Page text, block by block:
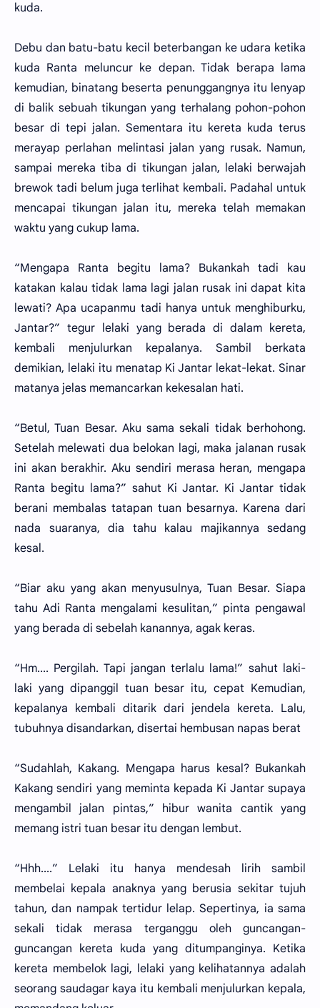
kuda.
Debu dan batu-batu kecil beterbangan ke udara ketika
kuda Ranta meluncur ke depan. Tidak berapa lama
kemudian, binatang beserta penunggangnya itu lenyap
di balik sebuah tikungan yang terhalang pohon-pohon
besar di tepi jalan. Sementara itu kereta kuda terus
merayap perlahan melintasi jalan yang rusak. Namun,
sampai mereka tiba di tikungan jalan, lelaki berwajah
brewok tadi belum juga terlihat kembali. Padahal untuk
mencapai tikungan jalan itu, mereka telah memakan
waktu yang cukup lama.
“Mengapa Ranta begitu lama? Bukankah tadi kau
katakan kalau tidak lama lagi jalan rusak ini dapat kita
lewati? Apa ucapanmu tadi hanya untuk menghiburku,
Jantar?” tegur lelaki yang berada di dalam kereta,
kembali menjulurkan kepalanya. Sambil berkata
demikian, lelaki itu menatap Ki Jantar lekat-lekat. Sinar
matanya jelas memancarkan kekesalan hati.
“Betul, Tuan Besar. Aku sama sekali tidak berhohong.
Setelah melewati dua belokan lagi, maka jalanan rusak
ini akan berakhir. Aku sendiri merasa heran, mengapa
Ranta begitu lama?” sahut Ki Jantar. Ki Jantar tidak
berani membalas tatapan tuan besarnya. Karena dari
nada suaranya, dia tahu kalau majikannya sedang
kesal.
“Biar aku yang akan menyusulnya, Tuan Besar. Siapa
tahu Adi Ranta mengalami kesulitan,” pinta pengawal
yang berada di sebelah kanannya, agak keras.
“Hm.... Pergilah. Tapi jangan terlalu lama!” sahut laki-
laki yang dipanggil tuan besar itu, cepat Kemudian,
kepalanya kembali ditarik dari jendela kereta. Lalu,
tubuhnya disandarkan, disertai hembusan napas berat
“Sudahlah, Kakang. Mengapa harus kesal? Bukankah
Kakang sendiri yang meminta kepada Ki Jantar supaya
mengambil jalan pintas,” hibur wanita cantik yang
memang istri tuan besar itu dengan lembut.
“Hhh....” Lelaki itu hanya mendesah lirih sambil
membelai kepala anaknya yang berusia sekitar tujuh
tahun, dan nampak tertidur lelap. Sepertinya, ia sama
sekali tidak merasa terganggu oleh guncangan-
guncangan kereta kuda yang ditumpanginya. Ketika
kereta membelok lagi, lelaki yang kelihatannya adalah
seorang saudagar kaya itu kembali menjulurkan kepala,